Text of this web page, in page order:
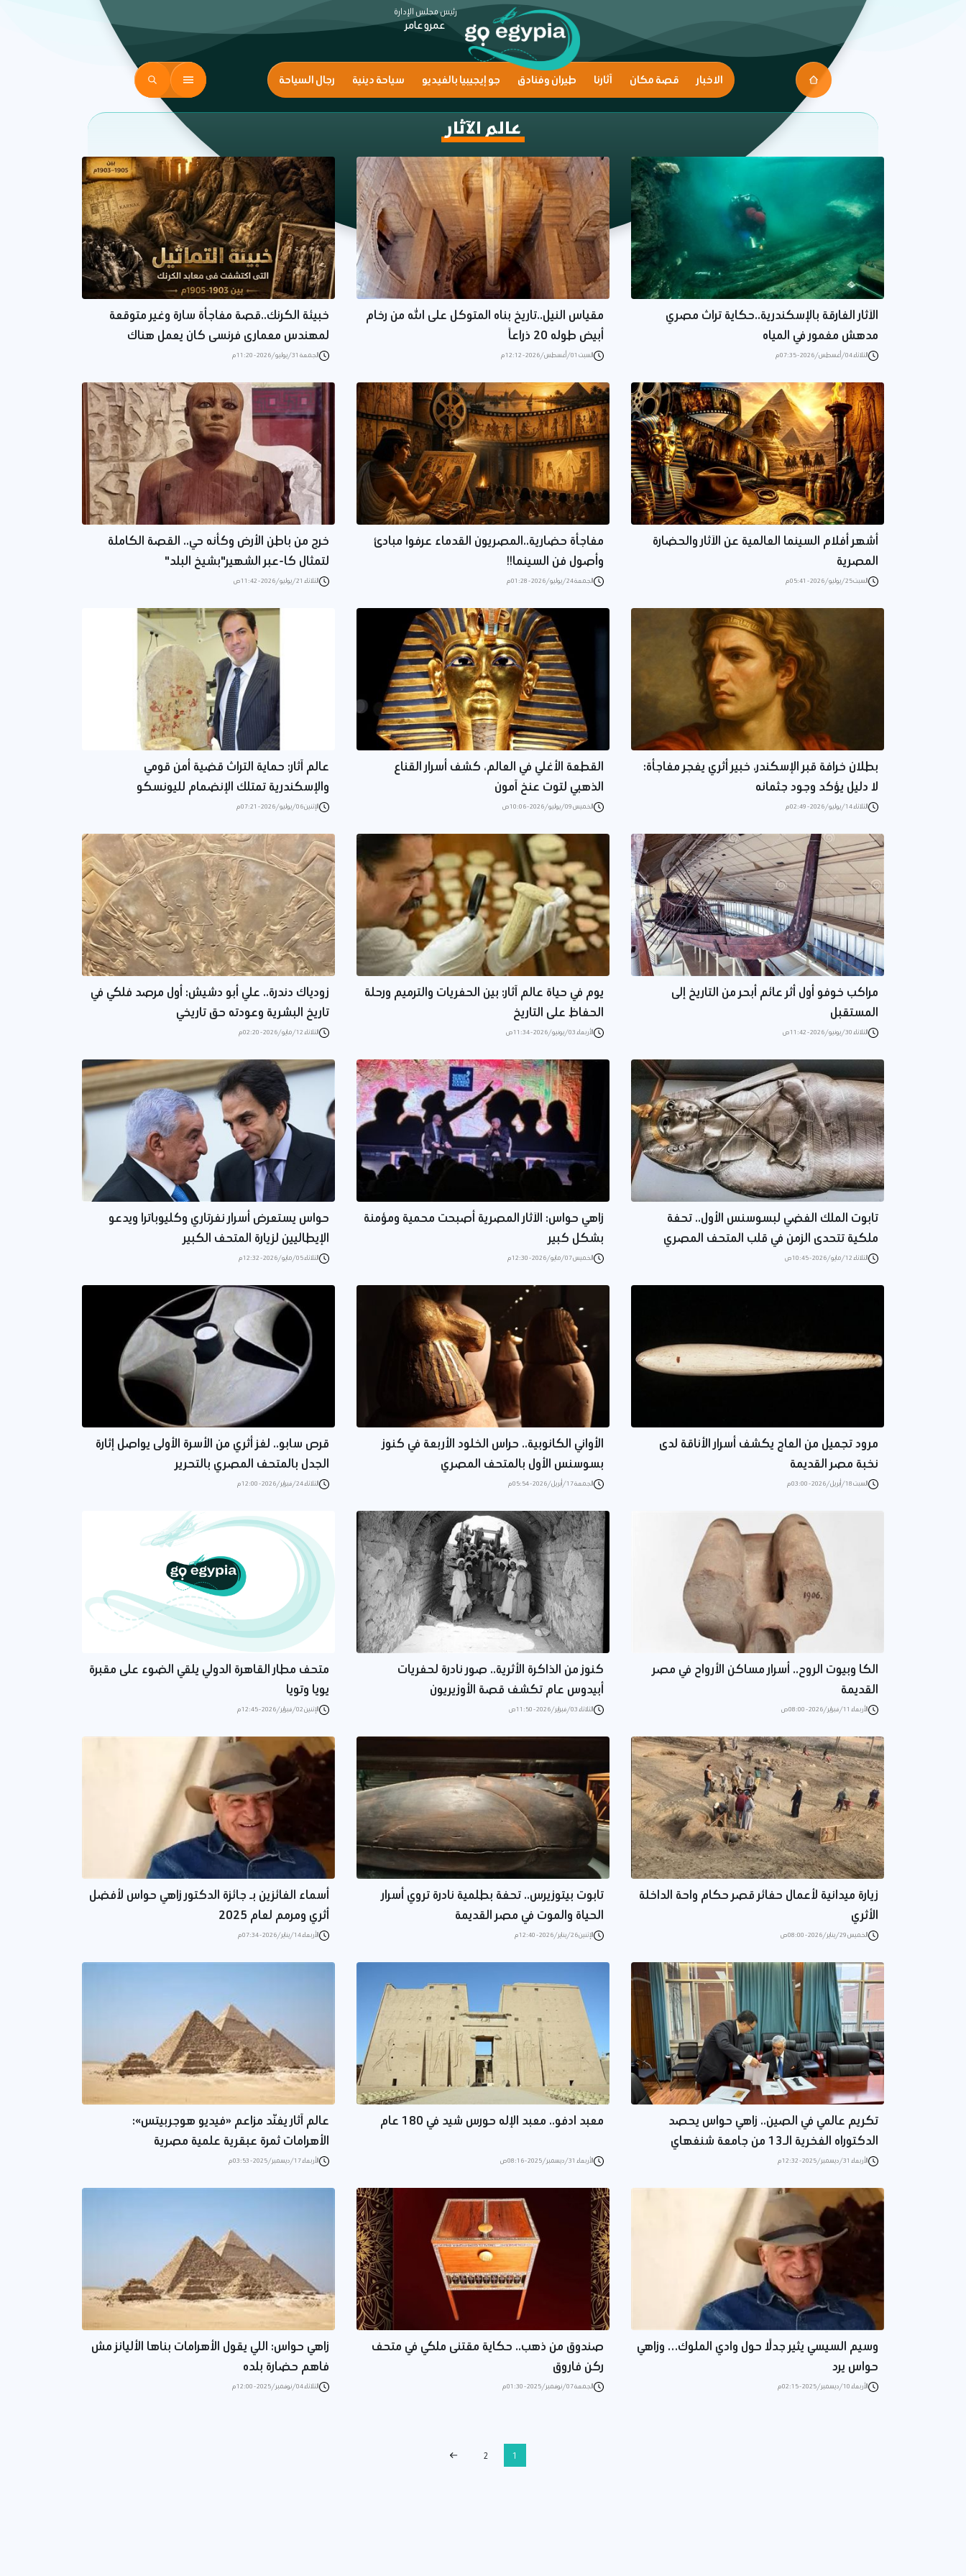
رئيس مجلس الإدارة
عمرو عامر
الاخبار قصة مكان آثارنا طيران وفنادق جو إيجيبيا بالفيديو سياحة دينية رجال السياحة
عالم الآثار
الآثار الغارقة بالإسكندرية..حكاية تراث مصري
مدهش مغمور في المياه
الثلاثاء 04/أغسطس/2026 - 07:35 م
مقياس النيل..تاريخ بناه المتوكل على الله من رخام
أبيض طوله 20 ذراعاً
السبت 01/أغسطس/2026 - 12:12 م
خبيئة الكرنك..قصة مفاجأة سارة وغير متوقعة
لمهندس معمارى فرنسى كان يعمل هناك
الجمعة 31/يوليو/2026 - 11:20 م
أشهر أفلام السينما العالمية عن الآثار والحضارة
المصرية
السبت 25/يوليو/2026 - 05:41 م
مفاجأة حضارية..المصريون القدماء عرفوا مبادئ
وأصول فن السينما!!
الجمعة 24/يوليو/2026 - 01:28 م
خرج من باطن الأرض وكأنه حي.. القصة الكاملة
لتمثال كا-عبر الشهير"بشيخ البلد"
الثلاثاء 21/يوليو/2026 - 11:42 ص
بطلان خرافة قبر الإسكندر، خبير أثري يفجر مفاجأة:
لا دليل يؤكد وجود جثمانه
الثلاثاء 14/يوليو/2026 - 02:49 م
القطعة الأغلي في العالم، كشف أسرار القناع
الذهبي لتوت عنخ آمون
الخميس 09/يوليو/2026 - 10:06 ص
عالم آثار: حماية التراث قضية أمن قومي
والإسكندرية تمتلك الإنضمام لليونسكو
الإثنين 06/يوليو/2026 - 07:21 م
مراكب خوفو أول أثر عائم أبحر من التاريخ إلى
المستقبل
الثلاثاء 30/يونيو/2026 - 11:42 ص
يوم في حياة عالم آثار: بين الحفريات والترميم ورحلة
الحفاظ على التاريخ
الأربعاء 03/يونيو/2026 - 11:34 ص
زودياك دندرة.. علي أبو دشيش: أول مرصد فلكي في
تاريخ البشرية وعودته حق تاريخي
الثلاثاء 12/مايو/2026 - 02:20 م
تابوت الملك الفضي لبسوسنس الأول.. تحفة
ملكية تتحدى الزمن في قلب المتحف المصري
الثلاثاء 12/مايو/2026 - 10:45 ص
زاهي حواس: الآثار المصرية أصبحت محمية ومؤمنة
بشكل كبير
الخميس 07/مايو/2026 - 12:30 م
حواس يستعرض أسرار نفرتاري وكليوباترا ويدعو
الإيطاليين لزيارة المتحف الكبير
الثلاثاء 05/مايو/2026 - 12:32 م
مرود تجميل من العاج يكشف أسرار الأناقة لدى
نخبة مصر القديمة
السبت 18/أبريل/2026 - 03:00 م
الأواني الكانوبية.. حراس الخلود الأربعة في كنوز
بسوسنس الأول بالمتحف المصري
الجمعة 17/أبريل/2026 - 05:54 م
قرص سابو.. لغز أثري من الأسرة الأولى يواصل إثارة
الجدل بالمتحف المصري بالتحرير
الثلاثاء 24/فبراير/2026 - 12:00 م
الكا وبيوت الروح.. أسرار مساكن الأرواح في مصر
القديمة
الأربعاء 11/فبراير/2026 - 08:00 ص
كنوز من الذاكرة الأثرية.. صور نادرة لحفريات
أبيدوس عام تكشف قصة الأوزيريون
الثلاثاء 03/فبراير/2026 - 11:50 ص
متحف مطار القاهرة الدولي يلقي الضوء على مقبرة
يويا وتويا
الإثنين 02/فبراير/2026 - 12:45 م
زيارة ميدانية لأعمال حفائر قصر حكام واحة الداخلة
الأثري
الخميس 29/يناير/2026 - 08:00 ص
تابوت بيتوزيرس.. تحفة بطلمية نادرة تروي أسرار
الحياة والموت في مصر القديمة
الإثنين 26/يناير/2026 - 12:40 م
أسماء الفائزين بـ جائزة الدكتور زاهي حواس لأفضل
أثري ومرمم لعام 2025
الأربعاء 14/يناير/2026 - 07:34 م
تكريم عالمي في الصين.. زاهي حواس يحصد
الدكتوراه الفخرية الـ13 من جامعة شنغهاي
الأربعاء 31/ديسمبر/2025 - 12:32 م
معبد ادفو.. معبد الإله حورس شيد في 180 عام
الأربعاء 31/ديسمبر/2025 - 08:16 ص
عالم آثار يفنّد مزاعم «فيديو هوجربيتس»:
الأهرامات ثمرة عبقرية علمية مصرية
الأربعاء 17/ديسمبر/2025 - 03:53 م
وسيم السيسي يثير جدلًا حول وادي الملوك… وزاهي
حواس يرد
الأربعاء 10/ديسمبر/2025 - 02:15 م
صندوق من ذهب.. حكاية مقتنى ملكي في متحف
ركن فاروق
الجمعة 07/نوفمبر/2025 - 01:30 م
زاهي حواس: اللي يقول الأهرامات بناها الأليانز مش
فاهم حضارة بلده
الثلاثاء 04/نوفمبر/2025 - 12:00 م
1
2